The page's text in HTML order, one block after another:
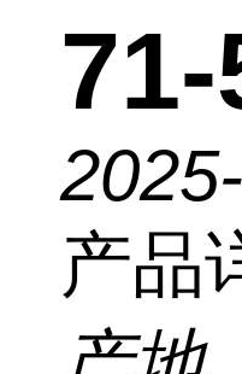
产品